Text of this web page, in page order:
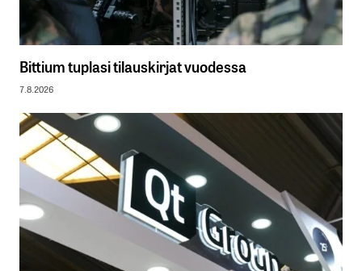
Bittium tuplasi tilauskirjat vuodessa
7.8.2026